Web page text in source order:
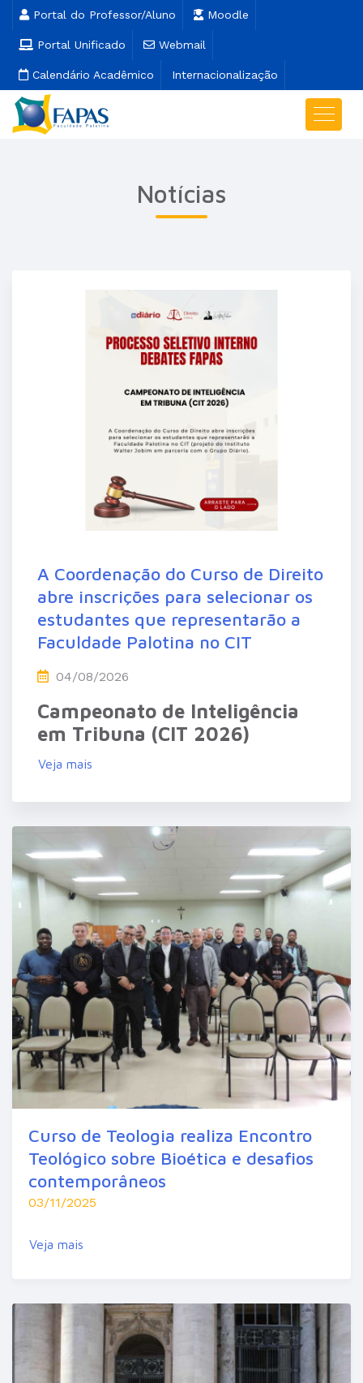
Portal do Professor/Aluno Moodle
Portal Unificado Webmail
Calendário Acadêmico Internacionalização
Notícias
A Coordenação do Curso de Direito
abre inscrições para selecionar os
estudantes que representarão a
Faculdade Palotina no CIT
04/08/2026
Campeonato de Inteligência
em Tribuna (CIT 2026)
Veja mais
Curso de Teologia realiza Encontro
Teológico sobre Bioética e desafios
contemporâneos
03/11/2025
Veja mais